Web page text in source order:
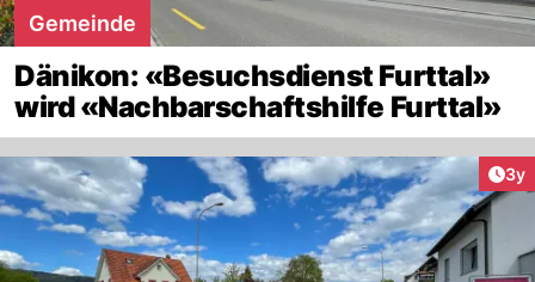
Gemeinde
Dänikon: «Besuchsdienst Furttal»
wird «Nachbarschaftshilfe Furttal»
3y